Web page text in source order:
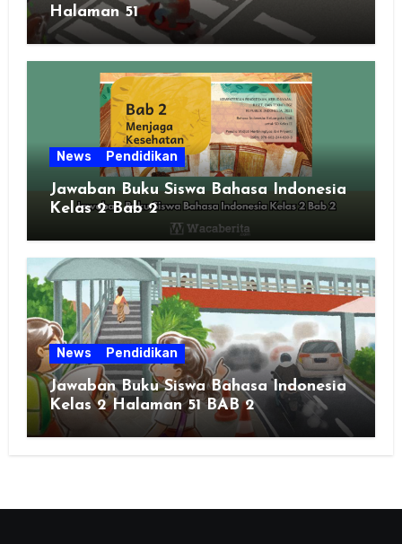
Halaman 51
News Pendidikan
Jawaban Buku Siswa Bahasa Indonesia
Kelas 2 Bab 2
News Pendidikan
Jawaban Buku Siswa Bahasa Indonesia
Kelas 2 Halaman 51 BAB 2